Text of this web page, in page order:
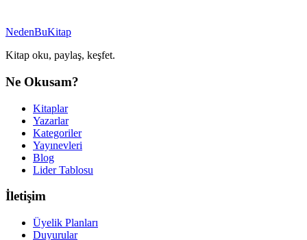
NedenBuKitap
Kitap oku, paylaş, keşfet.
Ne Okusam?
Kitaplar
Yazarlar
Kategoriler
Yayınevleri
Blog
Lider Tablosu
İletişim
Üyelik Planları
Duyurular